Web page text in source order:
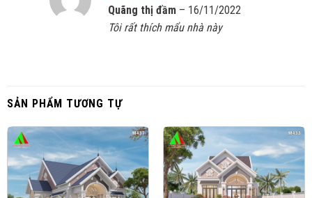
Được xếp
hạng5 5
sao
Quãng thị đầm – 16/11/2022
Tôi rất thích mẩu nhà này
SẢN PHẨM TƯƠNG TỰ